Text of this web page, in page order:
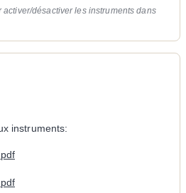
désactiver les instruments dans
instruments: